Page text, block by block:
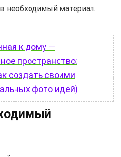
необходимый материал.
к дому —
пространство:
создать своими
фото идей)